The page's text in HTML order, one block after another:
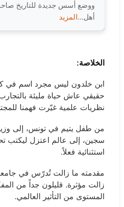
ووضع أسس جديدة للتاريخ
أهل...المزيد
الخلاصة:
ابن خلدون ليس مجرد اسم في
حقيقي عاش حياة مليئة
نظريات علمية غيّرت فهمنا
من طفل يتيم في تونس، إلى
سجين، إلى عالم اعتزل ليكتب
استثنائية فعلاً.
مقدمته ما زالت تُدرّس في
زالت مؤثرة. قليلون جداً من
المستوى من التأثير العالمي.